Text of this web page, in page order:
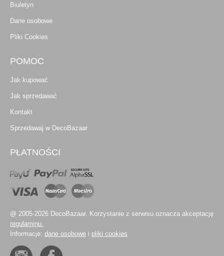
Biuletyn
Dane osobowe
Pliki Cookies
POMOC
Jak kupować
Jak sprzedawać
Kontakt
Sprzedawaj w DecoBazaar
PŁATNOŚCI
@ 2005-2026 DecoBazaar. Korzystanie z serwisu oznacza akceptację
regulaminu.
Informacje: dane osobowe i pliki cookies